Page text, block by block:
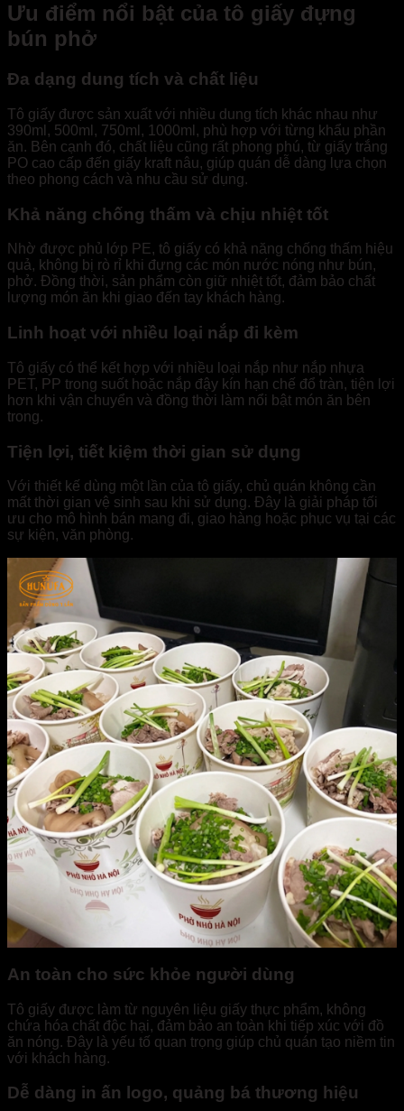
Ưu điểm nổi bật của tô giấy đựng
bún phở
Đa dạng dung tích và chất liệu
Tô giấy được sản xuất với nhiều dung tích khác nhau như
390ml, 500ml, 750ml, 1000ml, phù hợp với từng khẩu phần
ăn. Bên cạnh đó, chất liệu cũng rất phong phú, từ giấy trắng
PO cao cấp đến giấy kraft nâu, giúp quán dễ dàng lựa chọn
theo phong cách và nhu cầu sử dụng.
Khả năng chống thấm và chịu nhiệt tốt
Nhờ được phủ lớp PE, tô giấy có khả năng chống thấm hiệu
quả, không bị rò rỉ khi đựng các món nước nóng như bún,
phở. Đồng thời, sản phẩm còn giữ nhiệt tốt, đảm bảo chất
lượng món ăn khi giao đến tay khách hàng.
Linh hoạt với nhiều loại nắp đi kèm
Tô giấy có thể kết hợp với nhiều loại nắp như nắp nhựa
PET, PP trong suốt hoặc nắp đậy kín hạn chế đổ tràn, tiện lợi
hơn khi vận chuyển và đồng thời làm nổi bật món ăn bên
trong.
Tiện lợi, tiết kiệm thời gian sử dụng
Với thiết kế dùng một lần của tô giấy, chủ quán không cần
mất thời gian vệ sinh sau khi sử dụng. Đây là giải pháp tối
ưu cho mô hình bán mang đi, giao hàng hoặc phục vụ tại các
sự kiện, văn phòng.
An toàn cho sức khỏe người dùng
Tô giấy được làm từ nguyên liệu giấy thực phẩm, không
chứa hóa chất độc hại, đảm bảo an toàn khi tiếp xúc với đồ
ăn nóng. Đây là yếu tố quan trọng giúp chủ quán tạo niềm tin
với khách hàng.
Dễ dàng in ấn logo, quảng bá thương hiệu